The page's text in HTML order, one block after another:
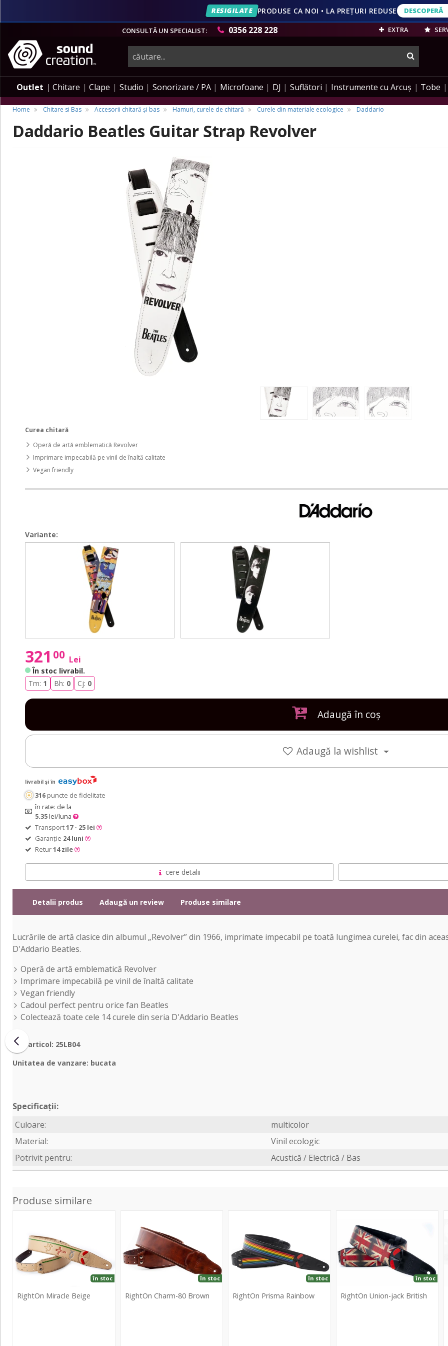
VEZI
RESIGILATE PRODUSE CA NOI • LA PREȚURI REDUSE DESCOPERĂ
DESCOPERĂ
CONSULTĂ UN SPECIALIST:
0356 228 228 EXTRA
instrumente
muzicale,
echipamente
pro-
Outlet Chitare Clape Studio Sonorizare / PA Microfoane DJ Suflători Instrumente cu Arcuș Tobe
Home Chitare si Bas Accesorii chitară și bas Hamuri, curele de chitară Curele din materiale ecologice Daddario
Daddario Beatles Guitar Strap Revolver
Curea chitară
Operă de artă emblematică Revolver
Imprimare impecabilă pe vinil de înaltă calitate
Vegan friendly
Variante:
321 00 Lei
În stoc livrabil.
Tm: 1 Bh: 0 Cj: 0
Adaugă în coș
Adaugă la wishlist
livrabil și în
316 puncte de fidelitate
în rate: de la
5.35lei/luna
Transport17 - 25 lei
Garanție 24 luni
Retur14 zile
cere detalii
Detalii produs Adaugă un review Produse similare
Lucrările de artă clasice din albumul „Revolver” din 1966, imprimate impecabil pe toată lungimea curelei, fac din
D'Addario Beatles.
Operă de artă emblematică Revolver
Imprimare impecabilă pe vinil de înaltă calitate
Vegan friendly
Cadoul perfect pentru orice fan Beatles
Colectează toate cele 14 curele din seria D'Addario Beatles
Cod articol: 25LB04
Unitatea de vanzare: bucata
Specificații:
Culoare:
multicolor
Material:
Vinil ecologic
Potrivit pentru:
Acustică / Electrică / Bas
Produse similare
RightOn Miracle Beige
în stoc
Brown
RightOn Charm-80 Brown
în stoc
RightOn Prisma Rainbow
în stoc
British
RightOn Union-jack British
în stoc